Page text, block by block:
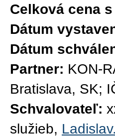
Celková cena s
Dátum
Dátum
Partner: KON-
Bratislava, SK;
Schvalovateľ:
služieb,